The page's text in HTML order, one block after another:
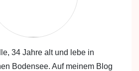
34 Jahre alt und lebe in
Bodensee. Auf meinem Blog